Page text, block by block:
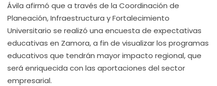
Ávila afirmó que a través de la Coordinación de
Planeación, Infraestructura y Fortalecimiento
Universitario se realizó una encuesta de expectativas
educativas en Zamora, a fin de visualizar los programas
educativos que tendrán mayor impacto regional, que
será enriquecida con las aportaciones del sector
empresarial.